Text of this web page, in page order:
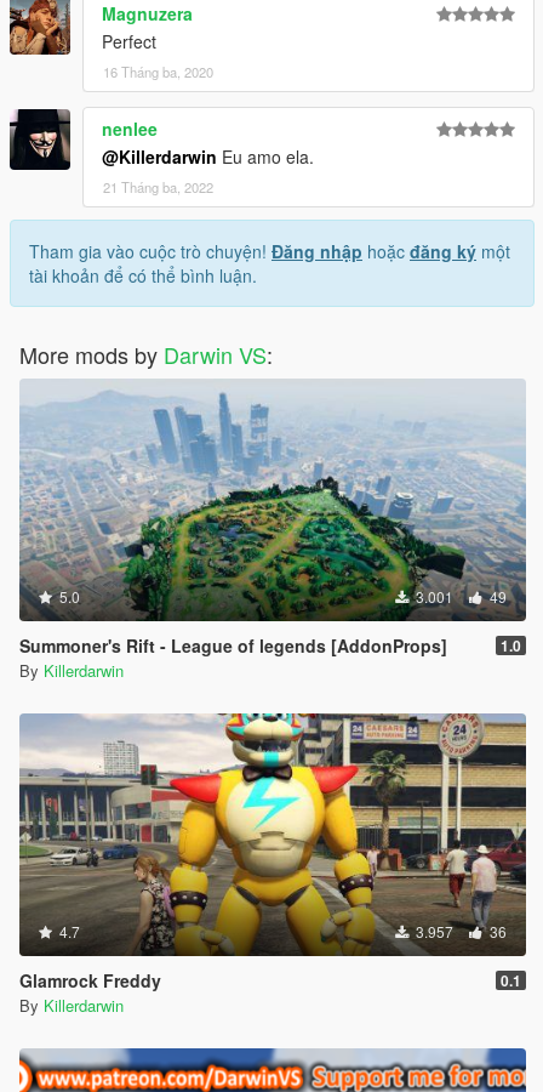
Magnuzera
Perfect
16 Tháng ba, 2020
nenlee
@Killerdarwin Eu amo ela.
21 Tháng ba, 2022
Tham gia vào cuộc trò chuyện! Đăng nhập hoặc đăng ký một
tài khoản để có thể bình luận.
More mods by Darwin VS:
5.0 3.001 49
Summoner's Rift - League of legends [AddonProps] 1.0
By Killerdarwin
4.7 3.957 36
Glamrock Freddy 0.1
By Killerdarwin